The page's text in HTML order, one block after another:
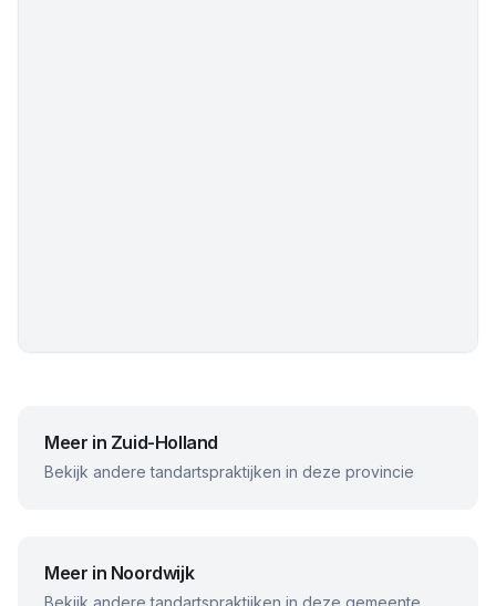
Meer in Zuid-Holland
Bekijk andere tandartspraktijken in deze provincie
Meer in Noordwijk